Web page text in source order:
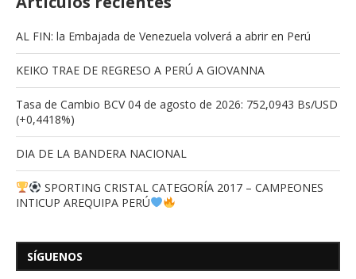
AL FIN: la Embajada de Venezuela volverá a abrir en Perú
KEIKO TRAE DE REGRESO A PERÚ A GIOVANNA
Tasa de Cambio BCV 04 de agosto de 2026: 752,0943 Bs/USD
(+0,4418%)
DIA DE LA BANDERA NACIONAL
SPORTING CRISTAL CATEGORÍA 2017 – CAMPEONES
INTICUP AREQUIPA PERÚ
SÍGUENOS